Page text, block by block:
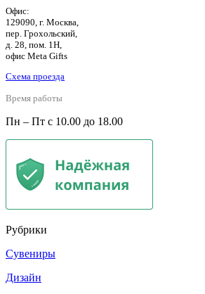
Офис:
129090, г. Москва,
пер. Грохольский,
д. 28, пом. 1Н,
офис Meta Gifts
Схема проезда
Время работы
Пн – Пт с 10.00 до 18.00
Рубрики
Сувениры
Дизайн